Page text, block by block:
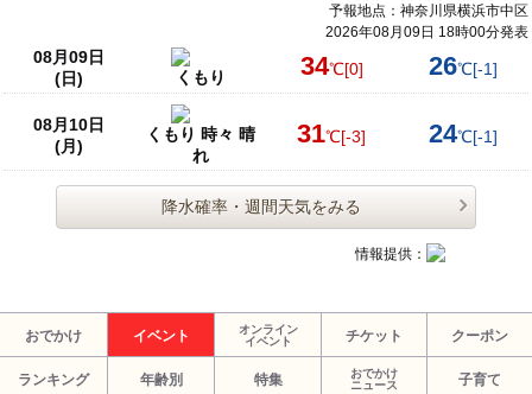
予報地点：神奈川県横浜市中区
2026年08月09日 18時00分発表
08月09日
(日)
くもり 34℃[0] 26℃[-1]
08月10日
(月)
くもり 時々 晴
れ
31℃[-3] 24℃[-1]
降水確率・週間天気をみる
情報提供：
おでかけ イベント
オンライン
イベント
チケット クーポン
ランキング 年齢別 特集
おでかけ
ニュース
子育て